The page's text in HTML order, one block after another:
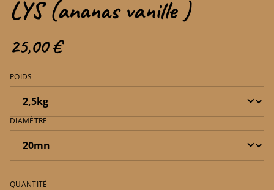
LYS (ananas vanille )
25,00 €
POIDS
DIAMÈTRE
QUANTITÉ